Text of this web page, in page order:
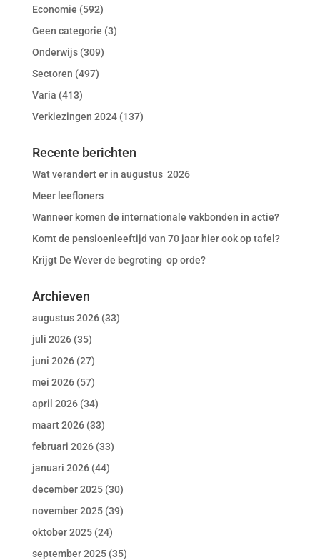
Economie (592)
Geen categorie (3)
Onderwijs(309)
Sectoren (497)
Varia (413)
Verkiezingen 2024(137)
Recente berichten
Wat verandert er in augustus 2026
Meer leefloners
Wanneer komen de internationale vakbonden in actie?
Komt de pensioenleeftijd van 70 jaar hier ook op tafel?
Krijgt De Wever de begroting op orde?
Archieven
augustus 2026(33)
juli 2026(35)
juni 2026(27)
mei 2026(57)
april 2026(34)
maart 2026(33)
februari 2026(33)
januari 2026(44)
december 2025(30)
november 2025(39)
oktober 2025(24)
september 2025(35)